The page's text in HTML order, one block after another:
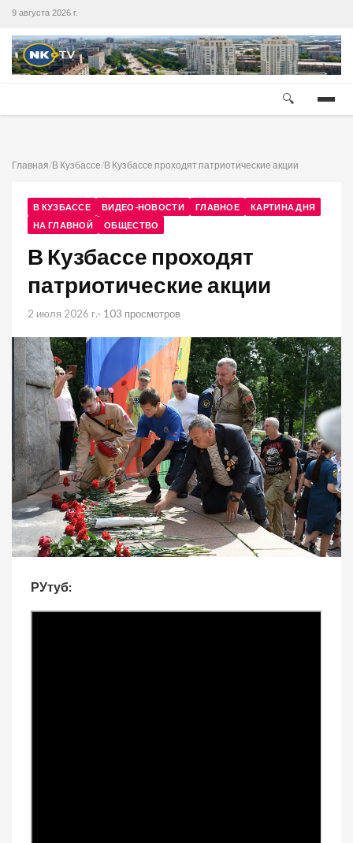
9 августа 2026 г.
🔍
Главная/В Кузбассе/В Кузбассе проходят патриотические акции
В КУЗБАССЕ ВИДЕО-НОВОСТИ ГЛАВНОЕ
КАРТИНА ДНЯ
НА ГЛАВНОЙ
ОБЩЕСТВО
В Кузбассе проходят
патриотические акции
2 июля 2026 г.· 103 просмотров
РУтуб: